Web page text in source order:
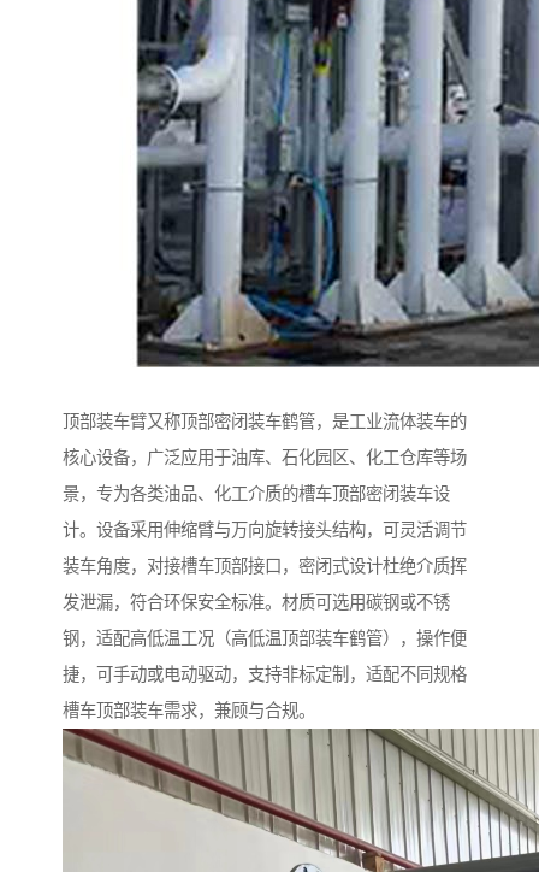
顶部装车臂又称顶部密闭装车鹤管，是工业流体装车的
核心设备，广泛应用于油库、石化园区、化工仓库等场
景，专为各类油品、化工介质的槽车顶部密闭装车设
计。设备采用伸缩臂与万向旋转接头结构，可灵活调节
装车角度，对接槽车顶部接口，密闭式设计杜绝介质挥
发泄漏，符合环保安全标准。材质可选用碳钢或不锈
钢，适配高低温工况（高低温顶部装车鹤管），操作便
捷，可手动或电动驱动，支持非标定制，适配不同规格
槽车顶部装车需求，兼顾与合规。